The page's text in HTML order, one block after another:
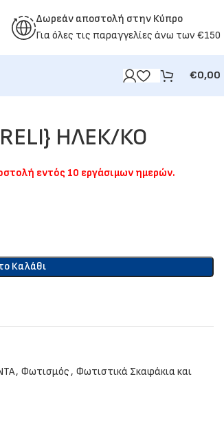
Δωρεάν αποστολή στην Κύπρο
Για όλες τις παραγγελίες άνω των €150
€0,00
ΗΛΕΚ/ΚΟ
εντός 10 εργάσιμων ημερών.
Καλάθι
, Φωτισμός, Φωτιστικά Σκαφάκια και